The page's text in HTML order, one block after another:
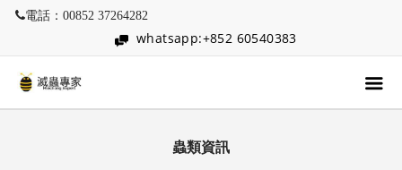
電話：00852 37264282
whatsapp:+852 60540383
蟲類資訊